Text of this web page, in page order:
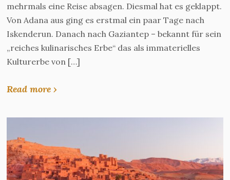
mehrmals eine Reise absagen. Diesmal hat es geklappt.
Von Adana aus ging es erstmal ein paar Tage nach
Iskenderun. Danach nach Gaziantep – bekannt für sein
„reiches kulinarisches Erbe“ das als immaterielles
Kulturerbe von […]
Read more ›